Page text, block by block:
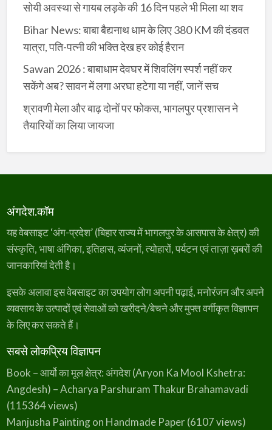
सोयी अवस्था से गायब लड़के की 16 दिन पहले भी मिला था शव
Bihar News: बाबा बैद्यनाथ धाम के लिए 380 KM की दंडवत
यात्रा, पति-पत्नी की भक्ति देख हर कोई हैरान
Sawan 2026 : बाबाधाम देवघर में शिवलिंग स्पर्श नहीं कर
सकेंगे अब? सावन में लगा अरघा हटेगा या नहीं, जानें सच
श्रावणी मेला और बाढ़ दोनों पर फोकस, भागलपुर प्रशासन ने
तैयारियों का लिया जायजा
अंगदेश.कॉम
यह वेबसाइट ‘अंग-प्रदेश’ (बिहार राज्य में भागलपुर के आसपास के क्षेत्र) की
संस्कृति, भाषा अंगिका, इतिहास, व्यंजनों, त्योहारों, पर्यटन एवं ताज़ा ख़बरों की
जानकारियां देती है।
इसके अलावा इस वेबसाइट का उपयोग लोग अपनी पढ़ाई, मनोरंजन और अपने
व्यवसाय के उत्पादों एवं सेवाओं को खरीदने/बेचने और मुफ्त वर्गीकृत विज्ञापन
के लिए कर सकते हैं।
सबसे लोकप्रिय विज्ञापन
Book – आर्यो का मूल क्षेत्र: अंगदेश (Aryon Ka Mool Kshetra:
Angdesh) – Acharya Parshuram Thakur Brahamavadi
(115364 views)
Manjusha Painting on Handmade Paper(6107 views)